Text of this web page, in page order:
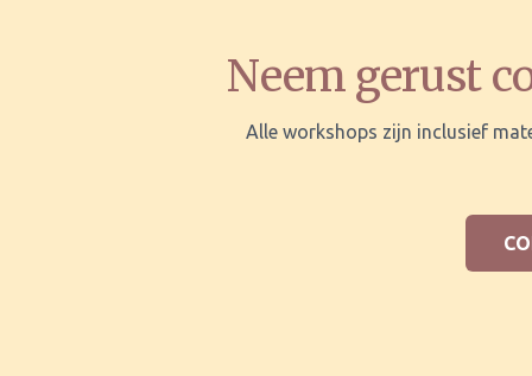
Neem gerust
Alle workshops zijn inclusief